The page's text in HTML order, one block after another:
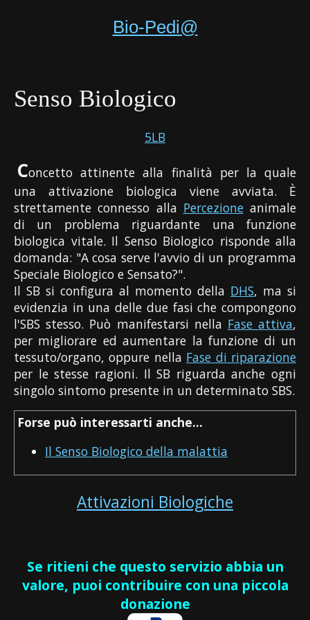
Bio-Pedi@
Senso Biologico
5LB
Concetto attinente alla finalità per la quale
una attivazione biologica viene avviata. È
strettamente connesso alla Percezioneanimale
di un problema riguardante una funzione
biologica vitale. Il Senso Biologico risponde alla
domanda: "A cosa serve l'avvio di un programma
Speciale Biologico e Sensato?".
Il SB si configura al momento della DHS, ma si
evidenzia in una delle due fasi che compongono
l'SBS stesso. Può manifestarsi nella Fase attiva,
per migliorare ed aumentare la funzione di un
tessuto/organo, oppure nella Fase di riparazione
per le stesse ragioni. Il SB riguarda anche ogni
singolo sintomo presente in un determinato SBS.
Forse può interessarti anche...
Il Senso Biologico della malattia
Attivazioni Biologiche
Se ritieni che questo servizio abbia un
valore, puoi contribuire con una piccola
donazione